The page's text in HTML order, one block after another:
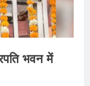
भवन में